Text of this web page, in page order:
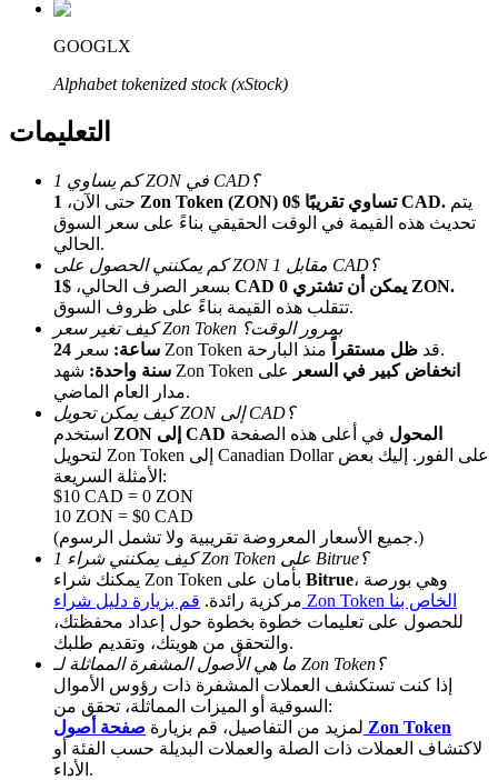
شركاء Bitrue
الإحالة
قم بدعوة صديق لتحصل على مكافآت نقدية
Deposit CASHCAT & Win
GOOGLX
Alphabet tokenized stock (xStock)
التعليمات
كم يساوي 1 ZON في CAD؟
حتى الآن،
1 Zon Token (ZON) تساوي تقريبًا $0 CAD.
تحديث هذه القيمة في الوقت الحقيقي بناءً على سعر السوق
الحالي.
كم يمكنني الحصول على ZON مقابل 1 CAD؟
بسعر الصرف الحالي،
$1 CAD يمكن أن تشتري 0 ZON.
تتقلب هذه القيمة بناءً على ظروف السوق.
كيف تغير سعر Zon Token بمرور الوقت؟
24 ساعة:
سعر Zon Token قد ظل مستقراً
منذ البارحة.
سنة واحدة: شهد Zon Token انخفاض كبير في السعر
على
مدار العام الماضي.
كيف يمكن تحويل ZON إلى CAD؟
ZON إلى CAD المحول في أعلى هذه الصفحة
لتحويل Zon Token إلى Canadian Dollar على الفور. إليك بعض
الأمثلة السريعة:
$10 CAD = 0 ZON
10 ZON = $0 CAD
(جميع الأسعار المعروضة تقريبية ولا تشمل الرسوم.)
كيف يمكنني شراء 1 Zon Token على Bitrue؟
Bitrue، وهي بورصة
مركزية رائدة.
قم بزيارة دليل شراء Zon Token الخاص بنا
للحصول على تعليمات خطوة بخطوة حول إعداد محفظتك،
والتحقق من هويتك، وتقديم طلبك.
ما هي الأصول المشفرة المماثلة لـ Zon Token؟
إذا كنت تستكشف العملات المشفرة ذات رؤوس الأموال
السوقية أو الميزات المماثلة، تحقق من:
لمزيد من التفاصيل، قم بزيارة صفحة أصول Zon Token
لاكتشاف العملات ذات الصلة والعملات البديلة حسب الفئة أو
الأداء.